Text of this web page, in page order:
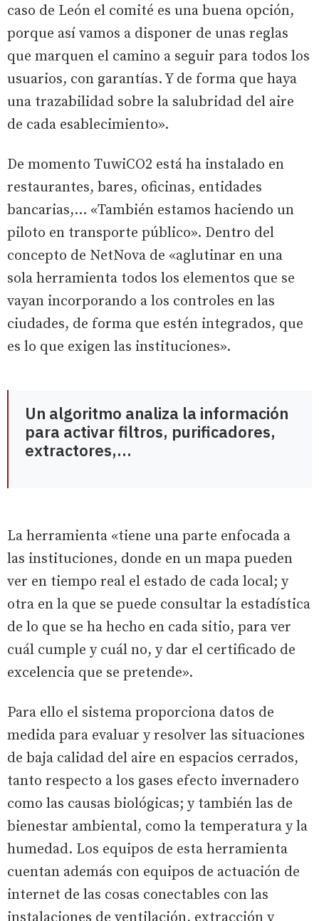
caso de León el comité es una buena opción,
porque así vamos a disponer de unas reglas
que marquen el camino a seguir para todos los
usuarios, con garantías. Y de forma que haya
una trazabilidad sobre la salubridad del aire
de cada esablecimiento».
De momento TuwiCO2 está ha instalado en
restaurantes, bares, oficinas, entidades
bancarias,... «También estamos haciendo un
piloto en transporte público». Dentro del
concepto de NetNova de «aglutinar en una
sola herramienta todos los elementos que se
vayan incorporando a los controles en las
ciudades, de forma que estén integrados, que
es lo que exigen las instituciones».
Un algoritmo analiza la información
para activar filtros, purificadores,
extractores,...
La herramienta «tiene una parte enfocada a
las instituciones, donde en un mapa pueden
ver en tiempo real el estado de cada local; y
otra en la que se puede consultar la estadística
de lo que se ha hecho en cada sitio, para ver
cuál cumple y cuál no, y dar el certificado de
excelencia que se pretende».
Para ello el sistema proporciona datos de
medida para evaluar y resolver las situaciones
de baja calidad del aire en espacios cerrados,
tanto respecto a los gases efecto invernadero
como las causas biológicas; y también las de
bienestar ambiental, como la temperatura y la
humedad. Los equipos de esta herramienta
cuentan además con equipos de actuación de
internet de las cosas conectables con las